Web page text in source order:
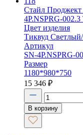
Стайл Проджект
4P.NSPRG-
Цвет изделия
Тиквуд
Артикул
SN-4P.NSPRG-
Размер
1180*980*750
15 346 ₽
В корзину